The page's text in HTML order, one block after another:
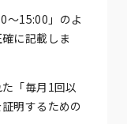
～15:00」のよ
に記載しま
「毎月1回以
明するための